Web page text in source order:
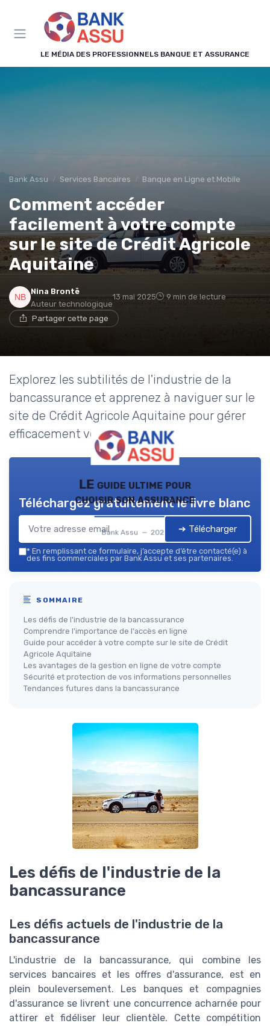
LE MÉDIA DES PROFESSIONNELS BANQUE ET ASSURANCE
Bank Assu Services Bancaires Banque en Ligne et Mobile
Comment accéder
facilement à votre compte
sur le site de Crédit Agricole
Aquitaine
Nina Brontë
Auteur technologique
13 mai 2025 9 min de lecture
Partager cette page
Explorez les subtilités de l'industrie de la
bancassurance et apprenez à naviguer sur le
site de Crédit Agricole Aquitaine pour gérer
efficacement vos comptes.
LE guide ultime pour
choisir son assurance
Bank Assu — 2026
Téléchargez gratuitement le livre blanc
➔ Télécharger
* En remplissant ce formulaire, j’accepte d’être contacté(e) à
des fins commerciales par Bank Assu et ses partenaires.
SOMMAIRE
Les défis de l'industrie de la bancassurance
Comprendre l'importance de l'accès en ligne
Guide pour accéder à votre compte sur le site de Crédit
Agricole Aquitaine
Les avantages de la gestion en ligne de votre compte
Sécurité et protection de vos informations personnelles
Tendances futures dans la bancassurance
Les défis de l'industrie de la
bancassurance
Les défis actuels de l'industrie de la
bancassurance
L'industrie de la bancassurance, qui combine les
services bancaires et les offres d'assurance, est en
plein bouleversement. Les banques et compagnies
d'assurance se livrent une concurrence acharnée pour
attirer et fidéliser leur clientèle. Cette compétition